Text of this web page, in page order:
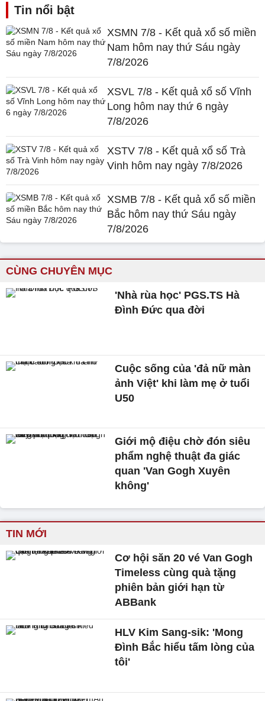
Tin nổi bật
XSMN 7/8 - Kết quả xổ số miền
Nam hôm nay thứ Sáu ngày
7/8/2026
XSVL 7/8 - Kết quả xổ số Vĩnh
Long hôm nay thứ 6 ngày
7/8/2026
XSTV 7/8 - Kết quả xổ số Trà
Vinh hôm nay ngày 7/8/2026
XSMB 7/8 - Kết quả xổ số miền
Bắc hôm nay thứ Sáu ngày
7/8/2026
CÙNG CHUYÊN MỤC
'Nhà rùa học' PGS.TS Hà
Đình Đức qua đời
Cuộc sống của 'đả nữ màn
ảnh Việt' khi làm mẹ ở tuổi
U50
Giới mộ điệu chờ đón siêu
phẩm nghệ thuật đa giác
quan 'Van Gogh Xuyên
không'
TIN MỚI
Cơ hội săn 20 vé Van Gogh
Timeless cùng quà tặng
phiên bản giới hạn từ
ABBank
HLV Kim Sang-sik: 'Mong
Đình Bắc hiểu tấm lòng của
tôi'